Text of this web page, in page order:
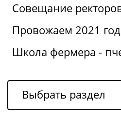
Совещание
Провожаем 2021
Школа фермера -
Выбрать раздел